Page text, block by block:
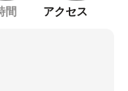
間 アクセス